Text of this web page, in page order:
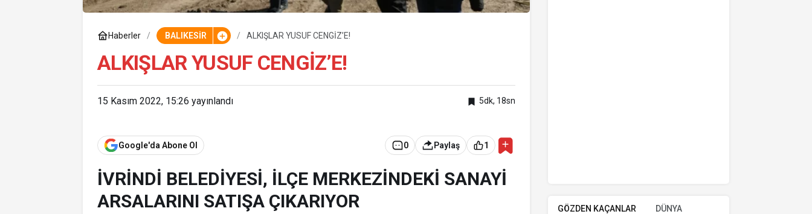
Haberler BALIKESİR ALKIŞLAR YUSUF CENGİZ’E!
ALKIŞLAR YUSUF CENGİZ’E!
15 Kasım 2022, 15:26 yayınlandı 5dk, 18sn
Google'da Abone Ol 0 Paylaş 1
İVRİNDİ BELEDİYESİ, İLÇE MERKEZİNDEKİ SANAYİ
ARSALARINI SATIŞA ÇIKARIYOR
GÖZDEN KAÇANLAR DÜNYA